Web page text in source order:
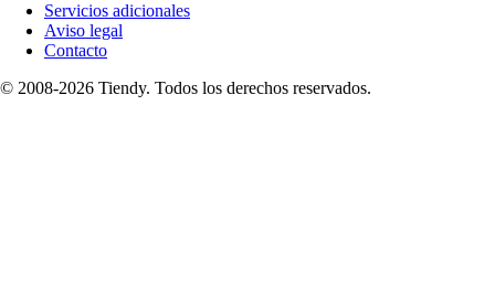
Servicios adicionales
Aviso legal
Contacto
© 2008-2026 Tiendy. Todos los derechos reservados.